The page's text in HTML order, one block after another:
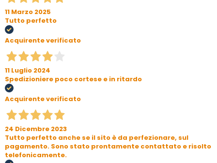
11 Marzo 2025
Tutto perfetto
Acquirente verificato
11 Luglio 2024
Spedizioniere poco cortese e in ritardo
Acquirente verificato
24 Dicembre 2023
Tutto perfetto anche se il sito è da perfezionare, sul
pagamento. Sono stato prontamente contattato e risolto
telefonicamente.